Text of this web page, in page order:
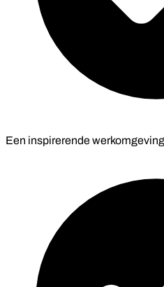
Een inspirerende